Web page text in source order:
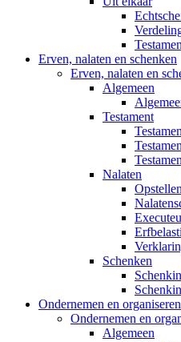
Erven, nalaten en schenken
Erven, nalaten en
Algemeen
Testament
Nalaten
Schenken
Ondernemen en organiseren
Ondernemen en
Algemeen